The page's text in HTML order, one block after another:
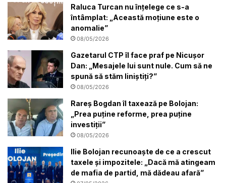
Raluca Turcan nu înțelege ce s-a
întâmplat: „Această moțiune este o
anomalie”
08/05/2026
Gazetarul CTP îl face praf pe Nicușor
Dan: „Mesajele lui sunt nule. Cum să ne
spună să stăm liniștiți?”
08/05/2026
Rareș Bogdan îl taxează pe Bolojan:
„Prea puține reforme, prea puține
investiții”
08/05/2026
Ilie Bolojan recunoaște de ce a crescut
taxele și impozitele: „Dacă mă atingeam
de mafia de partid, mă dădeau afară”